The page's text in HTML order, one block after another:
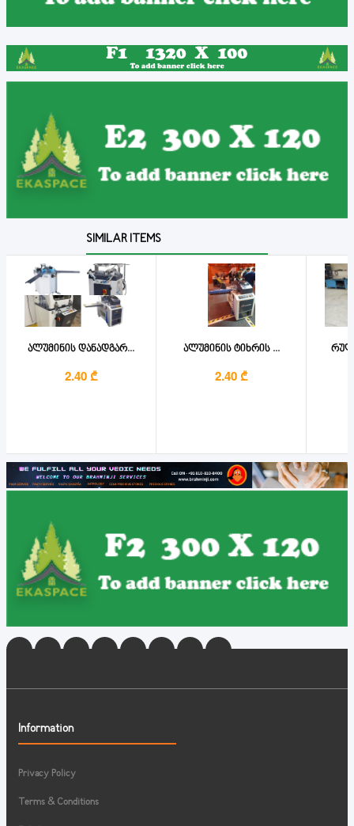
SIMILAR ITEMS
ალუმინის დანადგარ...
2.40 ₾
ალუმინის ტიხრის ...
2.40 ₾
Information
Privacy Policy
Terms & Conditions